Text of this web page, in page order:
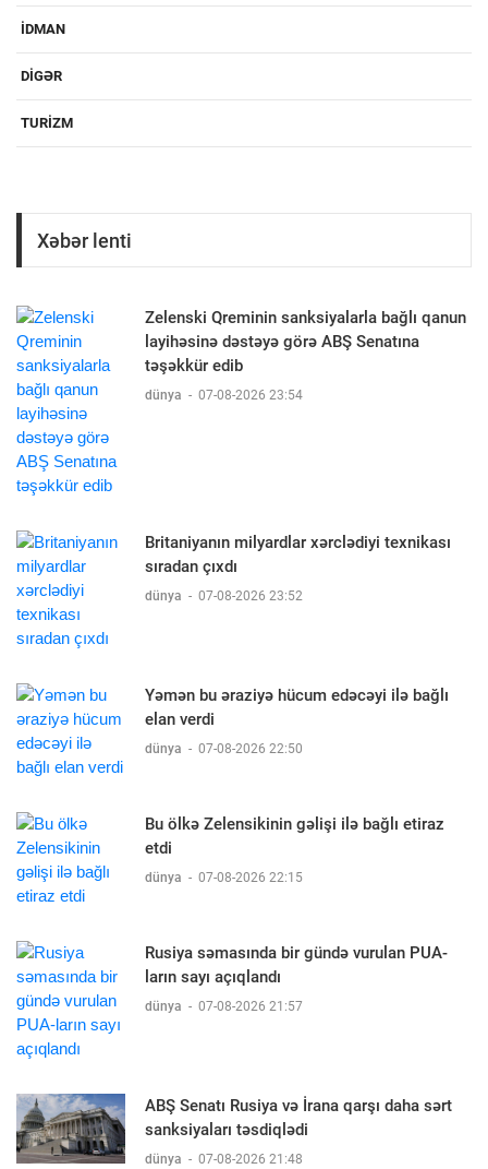
IDMAN
DIGƏR
TURIZM
Xəbər lenti
Zelenski Qreminin sanksiyalarla bağlı qanun
layihəsinə dəstəyə görə ABŞ Senatına
təşəkkür edib
dünya - 07-08-2026 23:54
Britaniyanın milyardlar xərclədiyi texnikası
sıradan çıxdı
dünya - 07-08-2026 23:52
Yəmən bu əraziyə hücum edəcəyi ilə bağlı
elan verdi
dünya - 07-08-2026 22:50
Bu ölkə Zelensikinin gəlişi ilə bağlı etiraz
etdi
dünya - 07-08-2026 22:15
Rusiya səmasında bir gündə vurulan PUA-
ların sayı açıqlandı
dünya - 07-08-2026 21:57
ABŞ Senatı Rusiya və İrana qarşı daha sərt
sanksiyaları təsdiqlədi
dünya - 07-08-2026 21:48